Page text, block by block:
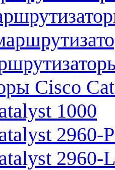
Cisco
1000
2960-
2960-L